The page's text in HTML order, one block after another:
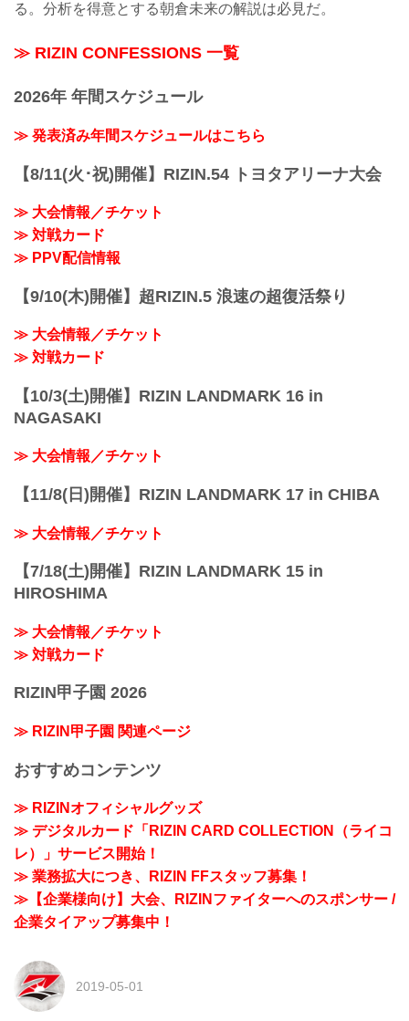
る。分析を得意とする朝倉未来の解説は必見だ。
≫ RIZIN CONFESSIONS 一覧
2026年 年間スケジュール
≫ 発表済み年間スケジュールはこちら
【8/11(火･祝)開催】RIZIN.54 トヨタアリーナ大会
≫ 大会情報／チケット
≫ 対戦カード
≫ PPV配信情報
【9/10(木)開催】超RIZIN.5 浪速の超復活祭り
≫ 大会情報／チケット
≫ 対戦カード
【10/3(土)開催】RIZIN LANDMARK 16 in
NAGASAKI
≫ 大会情報／チケット
【11/8(日)開催】RIZIN LANDMARK 17 in CHIBA
≫ 大会情報／チケット
【7/18(土)開催】RIZIN LANDMARK 15 in
HIROSHIMA
≫ 大会情報／チケット
≫ 対戦カード
RIZIN甲子園 2026
≫ RIZIN甲子園 関連ページ
おすすめコンテンツ
≫ RIZINオフィシャルグッズ
≫ デジタルカード「RIZIN CARD COLLECTION（ライコ
レ）」サービス開始！
≫ 業務拡大につき、RIZIN FFスタッフ募集！
≫【企業様向け】大会、RIZINファイターへのスポンサー /
企業タイアップ募集中！
2019-05-01